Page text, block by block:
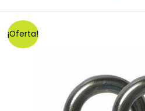
¡Oferta!